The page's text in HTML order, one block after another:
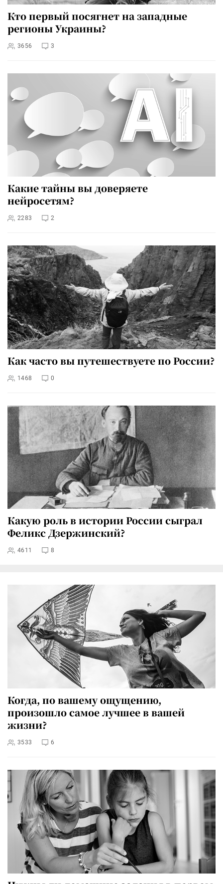
Кто первый посягнет на западные
регионы Украины?
3656 3
Какие тайны вы доверяете
нейросетям?
2283 2
Как часто вы путешествуете по России?
1468 0
Какую роль в истории России сыграл
Феликс Дзержинский?
4611 8
Когда, по вашему ощущению,
произошло самое лучшее в вашей
жизни?
3533 6